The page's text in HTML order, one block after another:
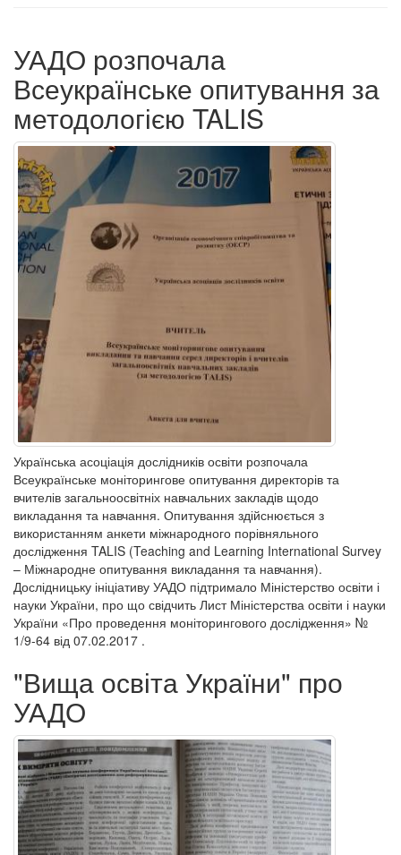
УАДО розпочала
Всеукраїнське опитування за
методологією TALIS
Українська асоціація дослідників освіти розпочала
Всеукраїнське моніторингове опитування директорів та
вчителів загальноосвітніх навчальних закладів щодо
викладання та навчання. Опитування здійснюється з
використанням анкети міжнародного порівняльного
дослідження TALIS (Teaching and Learning International Survey
– Міжнародне опитування викладання та навчання).
Дослідницьку ініціативу УАДО підтримало Міністерство освіти і
науки України, про що свідчить Лист Міністерства освіти і науки
України «Про проведення моніторингового дослідження» №
1/9-64 від 07.02.2017 .
"Вища освіта України" про
УАДО